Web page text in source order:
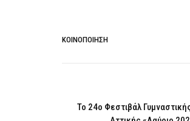
ΚΟΙΝΟΠΟΊΗΣΗ
Το 24ο Φεστιβάλ